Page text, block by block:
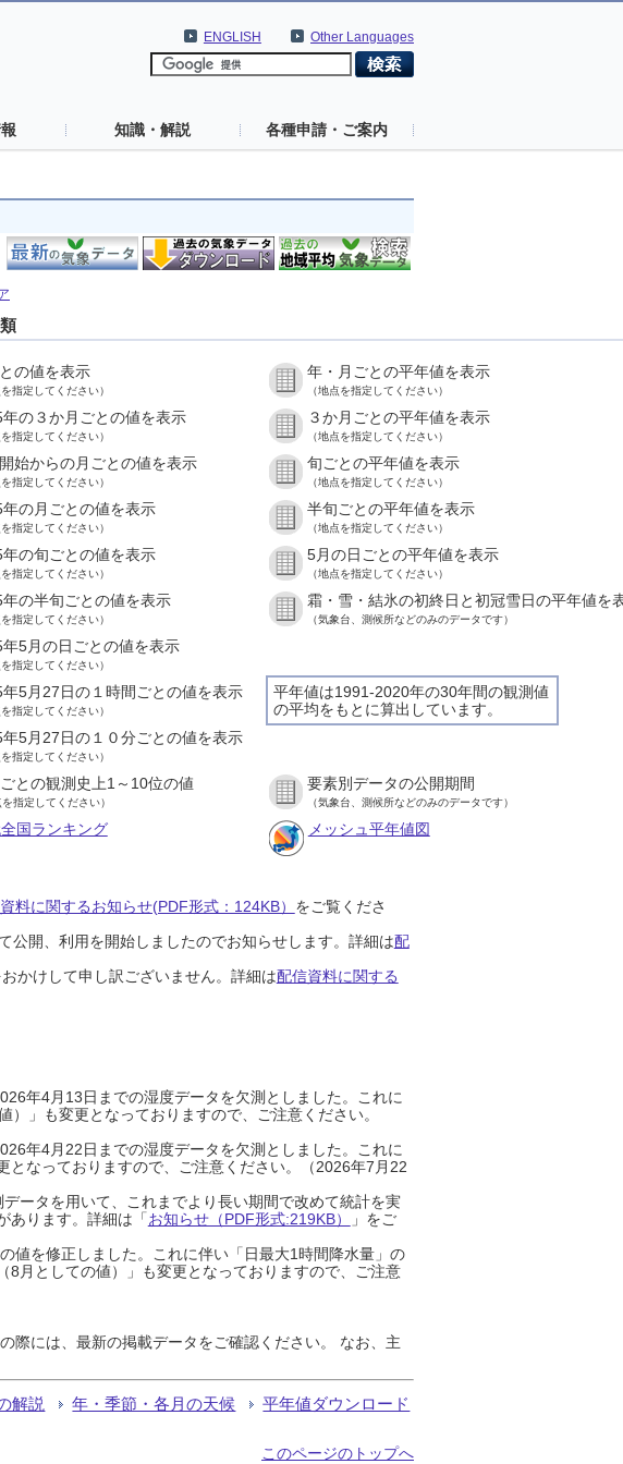
Other Languages
ENGLISH
知識・解説 各種申請・ご案内
の値を表示
を指定してください）
年・月ごとの平年値を表示
（地点を指定してください）
年の３か月ごとの値を表示
を指定してください）
３か月ごとの平年値を表示
（地点を指定してください）
始からの月ごとの値を表示
を指定してください）
旬ごとの平年値を表示
（地点を指定してください）
年の月ごとの値を表示
を指定してください）
半旬ごとの平年値を表示
（地点を指定してください）
年の旬ごとの値を表示
を指定してください）
5月の日ごとの平年値を表示
（地点を指定してください）
年の半旬ごとの値を表示
を指定してください）
霜・雪・結氷の初終日と初冠雪日の平年値を
（気象台、測候所などのみのデータです）
年5月の日ごとの値を表示
を指定してください）
平年値は1991-2020年の30年間の観測値
の平均をもとに算出しています。
年5月27日の１時間ごとの値を表示
を指定してください）
年5月27日の１０分ごとの値を表示
を指定してください）
との観測史上1～10位の値
を指定してください）
要素別データの公開期間
（気象台、測候所などのみのデータです）
国ランキング メッシュ平年値図
料に関するお知らせ(PDF形式：124KB） をご覧くださ
開、利用を開始しましたのでお知らせします。詳細は配
かけして申し訳ございません。詳細は配信資料に関する
年4月13日までの湿度データを欠測としました。これに
」も変更となっておりますので、ご注意ください。
年4月22日までの湿度データを欠測としました。これに
なっておりますので、ご注意ください。（2026年7月22
ータを用いて、これまでより長い期間で改めて統計を実
あります。詳細は「お知らせ（PDF形式:219KB）
」をご
値を修正しました。これに伴い「日最大1時間降水量」の
8月としての値）」も変更となっておりますので、ご注意
際には、最新の掲載データをご確認ください。 なお、主
解説 年・季節・各月の天候 平年値ダウンロード
このページのトップへ